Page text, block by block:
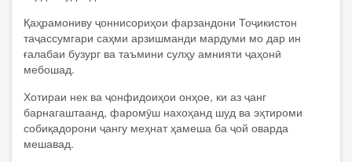
Қаҳрамониву ҷоннисориҳои фарзандони Тоҷикистон
таҷассумгари саҳми арзишманди мардуми мо дар ин
ғалабаи бузург ва таъмини сулҳу амнияти ҷаҳонӣ
мебошад.
Хотираи нек ва ҷонфидоиҳои онҳое, ки аз ҷанг
барнагаштаанд, фаромӯш нахоҳанд шуд ва эҳтироми
собиқадорони ҷангу меҳнат ҳамеша ба ҷой оварда
мешавад.